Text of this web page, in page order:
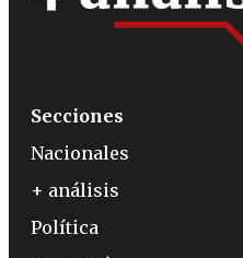
Secciones
Nacionales
+ análisis
Política